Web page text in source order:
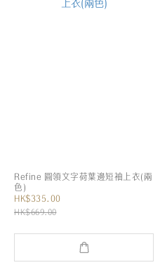
Refine 圓領文字荷葉邊短袖上衣(兩
色)
HK$335.00
HK$669.00